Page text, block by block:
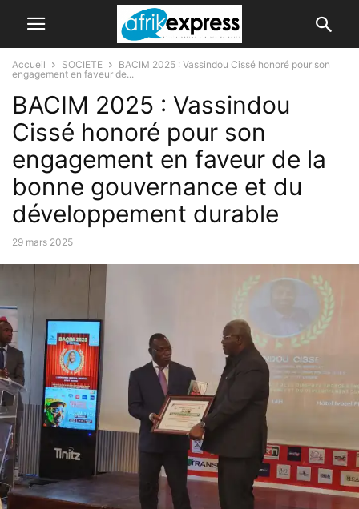
Accueil SOCIETE
BACIM 2025 : Vassindou Cissé honoré pour son
engagement en faveur de...
BACIM 2025 : Vassindou
Cissé honoré pour son
engagement en faveur de la
bonne gouvernance et du
développement durable
29 mars 2025